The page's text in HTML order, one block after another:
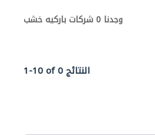
وجدنا 0 شركات باركيه خشب
1-10 of 0 النتائج